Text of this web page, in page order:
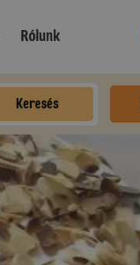
Rólunk
Keresés